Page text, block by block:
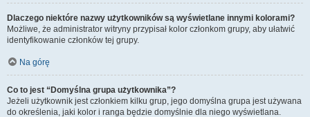
Dlaczego niektóre nazwy użytkowników są wyświetlane innymi kolorami?
Możliwe, że administrator witryny przypisał kolor członkom grupy, aby ułatwić
identyfikowanie członków tej grupy.
Na górę
Co to jest “Domyślna grupa użytkownika”?
Jeżeli użytkownik jest członkiem kilku grup, jego domyślna grupa jest używana
do określenia, jaki kolor i ranga będzie domyślnie dla niego wyświetlana.